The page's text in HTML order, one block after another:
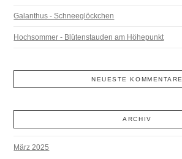
Galanthus - Schneeglöckchen
Hochsommer - Blütenstauden am Höhepunkt
NEUESTE KOMMENTARE
ARCHIV
März 2025